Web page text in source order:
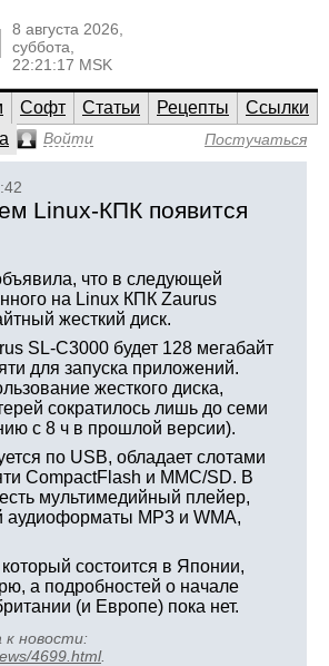
8 августа 2026,
суббота,
22:21:17 MSK
Софт Статьи Рецепты
Ссылки
Войти Постучаться
Linux-КПК появится
что в следующей
на Linux КПК Zaurus
жесткий диск.
SL-C3000 будет 128 мегабайт
для запуска приложений.
жесткого диска,
сократилось лишь до семи
с 8 ч в прошлой версии).
по USB, обладает слотами
CompactFlash и MMC/SD. В
мультимедийный плейер,
MP3 и WMA,
состоится в Японии,
а подробностей о начале
(и Европе) пока нет.
к новости:
4699.html.